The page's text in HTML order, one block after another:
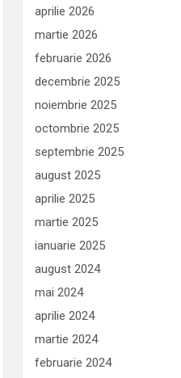
aprilie 2026
martie 2026
februarie 2026
decembrie 2025
noiembrie 2025
octombrie 2025
septembrie 2025
august 2025
aprilie 2025
martie 2025
ianuarie 2025
august 2024
mai 2024
aprilie 2024
martie 2024
februarie 2024